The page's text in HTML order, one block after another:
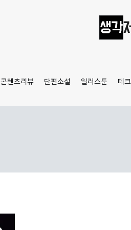
콘텐츠리뷰 단편소설 일러스툰 테